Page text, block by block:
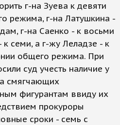
г-на Зуева к девяти
режима, г-на Латушкина -
г-на Саенко - к восьми
семи, а г-жу Леладзе - к
общего режима. При
суд учесть наличие у
смягчающих
фигурантам ввиду их
прокуроры
сроки - семь с